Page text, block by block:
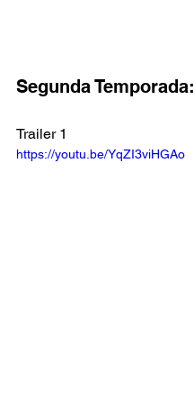
Segunda Temporada:
Trailer 1
https://youtu.be/YqZI3viHGAo